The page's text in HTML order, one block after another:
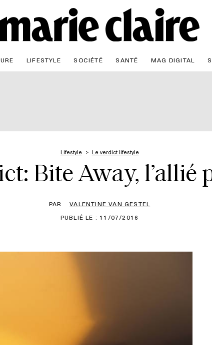
LIFESTYLE SOCIÉTÉ SANTÉ MAG DIGITAL
Lifestyle Le verdict lifestyle
Bite Away, l’allié
PAR
VALENTINE VAN GESTEL
PUBLIÉ LE : 11/07/2016